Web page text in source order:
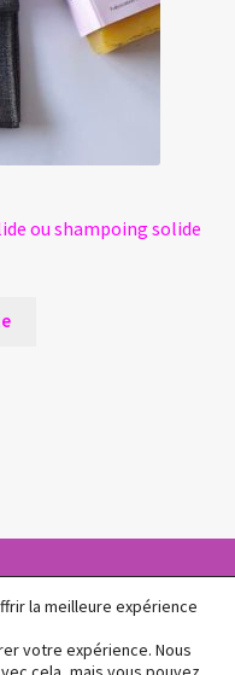
ou shampoing solide
with WooCommerce.
la meilleure expérience
votre expérience. Nous